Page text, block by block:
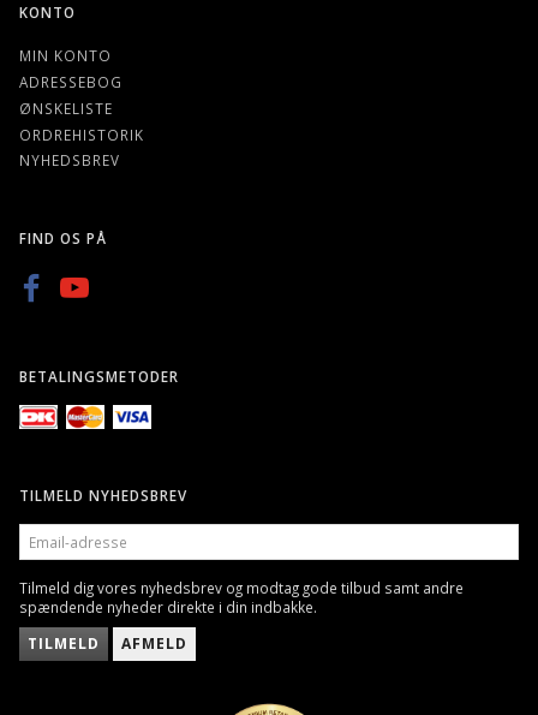
KONTO
MIN KONTO
ADRESSEBOG
ØNSKELISTE
ORDREHISTORIK
NYHEDSBREV
FIND OS PÅ
BETALINGSMETODER
TILMELD NYHEDSBREV
EMAIL-
ADRESSE
Tilmeld dig vores nyhedsbrev og modtag gode tilbud samt andre
spændende nyheder direkte i din indbakke.
TILMELD AFMELD